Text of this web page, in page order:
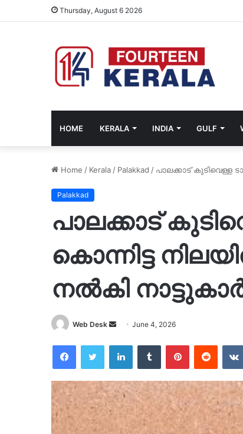
Thursday, August 6 2026
HOME KERALA INDIA GULF
Home / Kerala / Palakkad / പാലക്കാട് കുടിവെള്ള
Palakkad
പാലക്കാട്
കൊന്നിട്ട
നൽകി
Web Desk
Send
email
June 4, 2026
FacebookTwitter LinkedInTumblr PinterestReddit